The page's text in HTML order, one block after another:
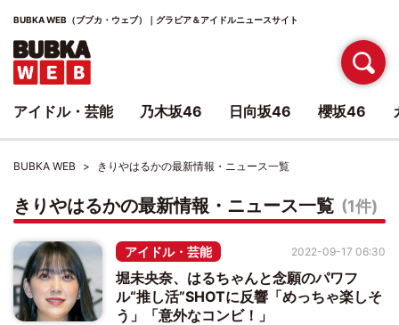
BUBKA WEB（ブブカ・ウェブ）｜グラビア＆アイドルニュースサイト
BUBKA WEB きりやはるかの最新情報・ニュース一覧
きりやはるかの最新情報・ニュース一覧 (1件)
アイドル・芸能
堀未央奈、はるちゃんと念願のパワフ
ル“推し活”SHOTに反響「めっちゃ楽しそ
う」「意外なコンビ！」
2022-09-17 06:30
アイドル・芸能 乃木坂46 日向坂46 櫻坂46